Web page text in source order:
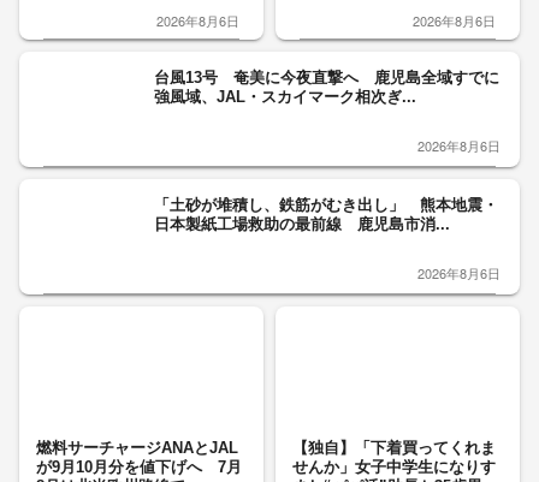
2026年8月6日 2026年8月6日
台風13号 奄美に今夜直撃へ 鹿児島全域すでに
強風域、JAL・スカイマーク相次ぎ...
2026年8月6日
「土砂が堆積し、鉄筋がむき出し」 熊本地震・
日本製紙工場救助の最前線 鹿児島市消...
2026年8月6日
燃料サーチャージANAとJAL
が9月10月分を値下げへ 7月
【独自】「下着買ってくれま
せんか」女子中学生になりす